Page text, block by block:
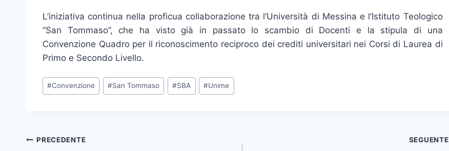
L’iniziativa continua nella proficua collaborazione tra l’Università di Messina e l’Istituto Teologico
“San Tommaso”, che ha visto già in passato lo scambio di Docenti e la stipula di una
Convenzione Quadro per il riconoscimento reciproco dei crediti universitari nei Corsi di Laurea di
Primo e Secondo Livello.
Tag
articolo:
#Convenzione #San Tommaso #SBA #Unime
Navigazione
PRECEDENTE SEGUENTE